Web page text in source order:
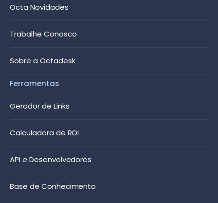
Octa Novidades
Trabalhe Conosco
Sobre a Octadesk
Ferramentas
Gerador de Links
Calculadora de ROI
API e Desenvolvedores
Base de Conhecimento